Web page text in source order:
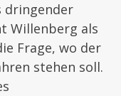
dringender
Willenberg als
Frage, wo der
stehen soll.